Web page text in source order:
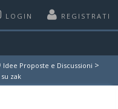
LOGIN REGISTRATI
Idee Proposte e Discussioni >
zak